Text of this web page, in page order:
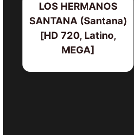
LOS HERMANOS
SANTANA (Santana)
[HD 720, Latino,
MEGA]